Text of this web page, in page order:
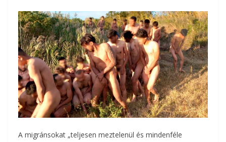
k
m
e
g
A migránsokat „teljesen meztelenül és mindenféle